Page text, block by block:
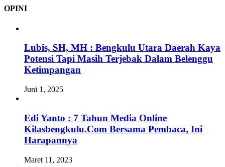
OPINI
Lubis, SH, MH : Bengkulu Utara Daerah Kaya
Potensi Tapi Masih Terjebak Dalam Belenggu
Ketimpangan
Juni 1, 2025
Edi Yanto : 7 Tahun Media Online
Kilasbengkulu.Com Bersama Pembaca, Ini
Harapannya
Maret 11, 2023